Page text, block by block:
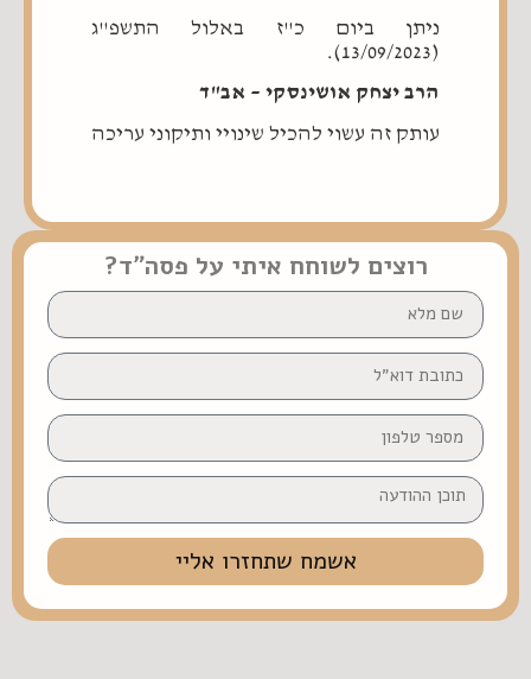
ניתן ביום כ"ז באלול התשפ"ג
(13/09/2023).
הרב יצחק אושינסקי – אב"ד
עותק זה עשוי להכיל שינויי ותיקוני עריכה
רוצים לשוחח איתי על פסה״ד?
אשמח שתחזרו אליי